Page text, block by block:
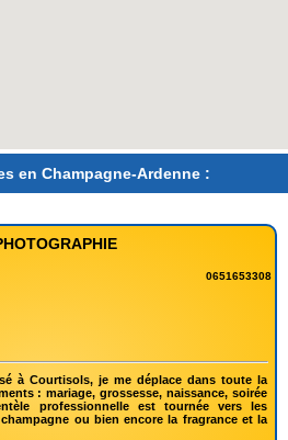
en Champagne-Ardenne :
0651653308
à Courtisols, je me déplace dans toute la
: mariage, grossesse, naissance, soirée
professionnelle est tournée vers les
ou bien encore la fragrance et la